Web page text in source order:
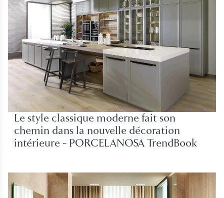
Le style classique moderne fait son
chemin dans la nouvelle décoration
intérieure - PORCELANOSA TrendBook